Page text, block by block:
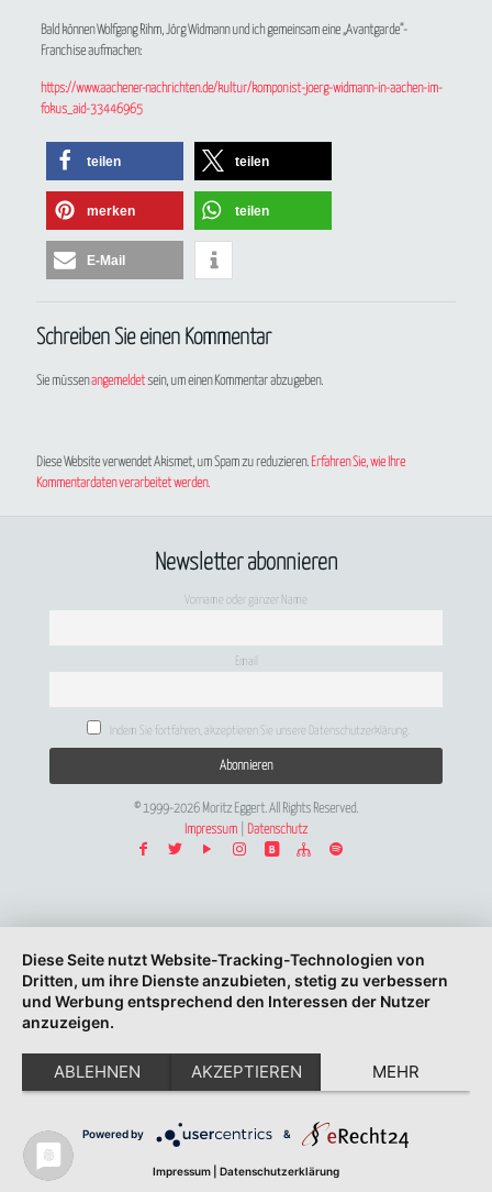
Bald können Wolfgang Rihm, Jörg Widmann und ich gemeinsam eine „Avantgarde“-
Franchise aufmachen:
https://www.aachener-nachrichten.de/kultur/komponist-joerg-widmann-in-aachen-im-
fokus_aid-33446965
teilen teilen
merken teilen
E-Mail
Schreiben Sie einen Kommentar
Sie müssenangemeldetsein, um einen Kommentar abzugeben.
Diese Website verwendet Akismet, um Spam zu reduzieren. Erfahren Sie, wie Ihre
Kommentardaten verarbeitet werden.
Newsletter abonnieren
Vorname oder ganzer Name
Email
Indem Sie fortfahren, akzeptieren Sie unsere Datenschutzerklärung.
© 1999-2026 Moritz Eggert. All Rights Reserved.
Impressum
Datenschutz
Diese Seite nutzt Website-Tracking-Technologien von
Dritten, um ihre Dienste anzubieten, stetig zu verbessern
und Werbung entsprechend den Interessen der Nutzer
anzuzeigen.
ABLEHNEN AKZEPTIEREN MEHR
Powered by &
Impressum Datenschutzerklärung